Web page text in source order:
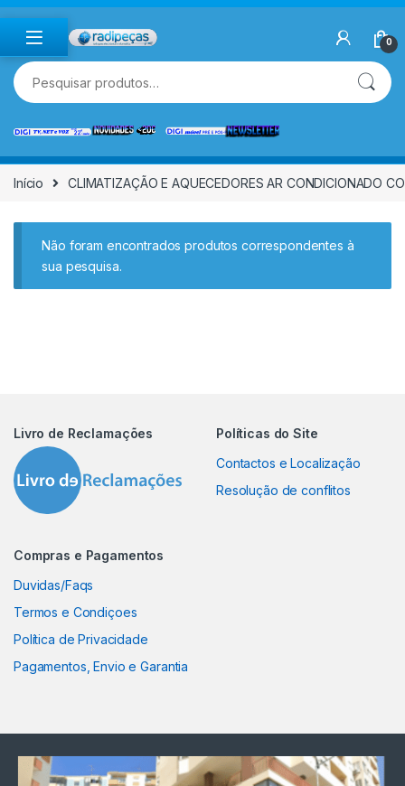
Skip to navigation
Skip to content
0
Pesquisar por:
Início CLIMATIZAÇÃO E AQUECEDORES AR CONDICIONADO
Não foram encontrados produtos correspondentes à
sua pesquisa.
Livro de Reclamações
Políticas do Site
Contactos e Localização
Resolução de conflitos
Compras e Pagamentos
Duvidas/Faqs
Termos e Condiçoes
Política de Privacidade
Pagamentos, Envio e Garantia